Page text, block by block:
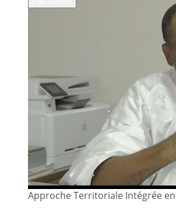
Approche Territoriale Intégrée